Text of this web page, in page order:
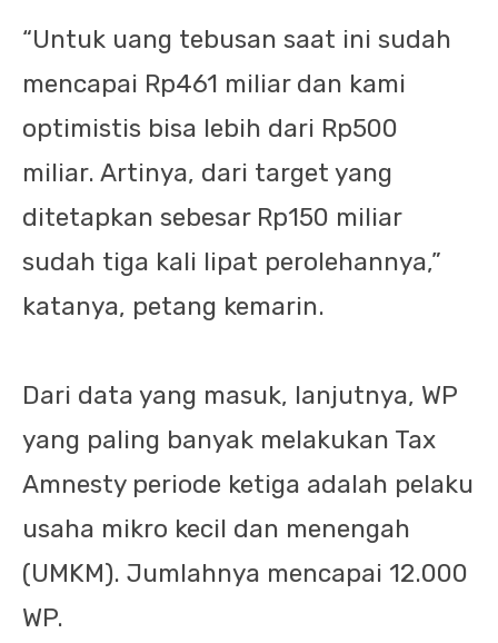
“Untuk uang tebusan saat ini sudah
mencapai Rp461 miliar dan kami
optimistis bisa lebih dari Rp500
miliar. Artinya, dari target yang
ditetapkan sebesar Rp150 miliar
sudah tiga kali lipat perolehannya,”
katanya, petang kemarin.
Dari data yang masuk, lanjutnya, WP
yang paling banyak melakukan Tax
Amnesty periode ketiga adalah pelaku
usaha mikro kecil dan menengah
(UMKM). Jumlahnya mencapai 12.000
WP.